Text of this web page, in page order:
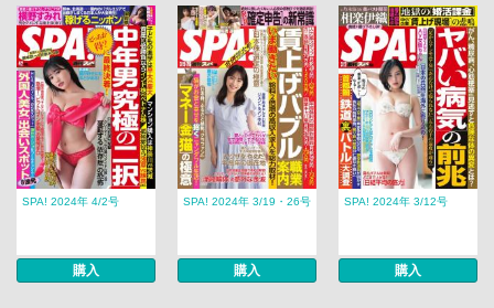
SPA! 2024年 4/2号
購入
SPA! 2024年 3/19・26号
購入
SPA! 2024年 3/12号
購入